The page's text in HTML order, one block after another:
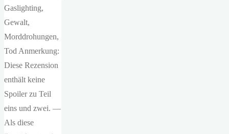
Gaslighting,
Gewalt,
Morddrohungen,
Tod Anmerkung:
Diese Rezension
enthält keine
Spoiler zu Teil
eins und zwei. —
Als diese